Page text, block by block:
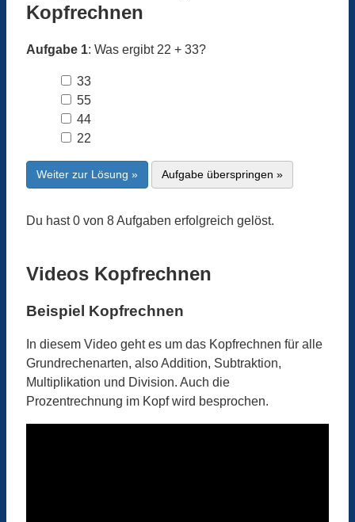
Kopfrechnen
Aufgabe 1: Was ergibt 22 + 33?
33
55
44
22
Weiter zur Lösung » Aufgabe überspringen »
Du hast 0 von 8 Aufgaben erfolgreich gelöst.
Videos Kopfrechnen
Beispiel Kopfrechnen
In diesem Video geht es um das Kopfrechnen für alle
Grundrechenarten, also Addition, Subtraktion,
Multiplikation und Division. Auch die
Prozentrechnung im Kopf wird besprochen.